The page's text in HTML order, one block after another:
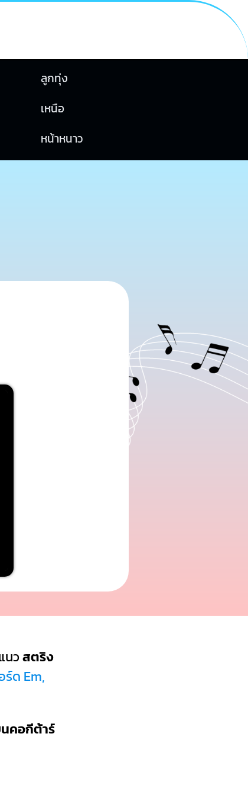
ลูกทุ่ง
เหนือ
หน้าหนาว
นวสตริง
ร์ด Em,
คอกีต้าร์